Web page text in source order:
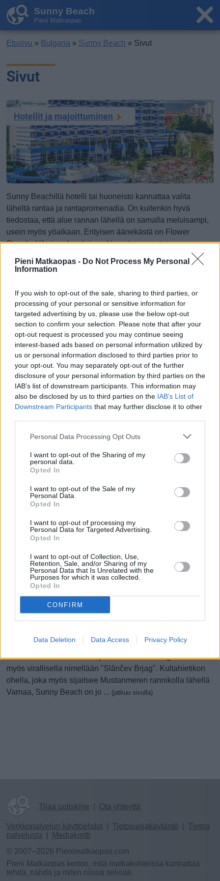
Pieni Matkaopas - Do Not Process My Personal
Information
If you wish to opt-out of the sale, sharing to third parties, or
processing of your personal or sensitive information for
targeted advertising by us, please use the below opt-out
section to confirm your selection. Please note that after your
opt-out request is processed you may continue seeing
interest-based ads based on personal information utilized by
us or personal information disclosed to third parties prior to
your opt-out. You may separately opt-out of the further
disclosure of your personal information by third parties on the
IAB’s list of downstream participants. This information may
also be disclosed by us to third parties on the IAB’s List of
Downstream Participants that may further disclose it to other
Personal Data Processing Opt Outs
I want to opt-out of the Sharing of my
personal data.
Opted In
I want to opt-out of the Sale of my
Personal Data.
Opted In
I want to opt-out of processing my
Personal Data for Targeted Advertising.
Opted In
I want to opt-out of Collection, Use,
Retention, Sale, and/or Sharing of my
Personal Data that Is Unrelated with the
Purposes for which it was collected.
Opted In
CONFIRM
Data Deletion Data Access Privacy Policy
Sunny Beach
Pieni Matkaopas
Etusivu » Bulgaria » Sunny Beach » Sivut
Sivut
Hotellit ja majoittuminen
Sunny Beachillä hotelli tai huoneisto kannattaa valita
läheltä rantaa ja rantapromenadia. On kuitenkin hyvä
tiedostaa, että alue rannan lähellä on samalla meluisampi,
usein myös yöaikaan. Erityisen äänekästä on Flower
Streetin läheisyydessä, ja onkin ...(jatkuu sivulla)
Lapsiperheet, liikkuminen ja matkat
Sunny Beach on monipuolinen lomakohde perheille. Sen
vahvuuksiin kuuluvat pitkä hiekkaranta, aurinkoinen ilmasto
ja hyvä hinta-laatusuhde. Lisäksi Sunny Beachista on hyvät
kulkuyhteydet läheisiin kohteisiin, kuten Nessebariin ...
alueesta, mutta myös ostosmahdollisuudet ovat sen
merkittävä vetonaula ... (jatkuu sivulla)
Sunny Beach – Etusivu
Sunny Beach on Bulgarian Mustanmeren rannikon
vetovoimaisin lomakohde, ja se tunnetaan Bulgariassa
myös virallisella nimellään "Slănčev Brjag". Kultahietikon
ohella, joka myös sijaitsee Mustanmeren rannikolla lähellä
Varnaa, Sunny Beach on jo ... (jatkuu sivulla)
Tilaa uutiskirje Ota yhteyttä
Verkkopalvelun käyttöehdot Tietosuojakäytäntö
Tietoa
palvelusta
Mediakortti
© 2007–2026 Pienimatkaopas.com
Pieni Matkaopas kertoo, mitä matkakohteissa kannattaa
tehdä, nähdä ja miten niissä selviää.